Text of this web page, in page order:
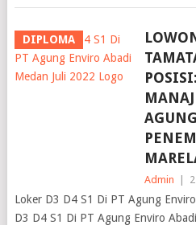
DIPLOMA
Admin
Loker D3 D4 S1 Di PT Agung
D3 D4 S1 Di PT Agung Enviro